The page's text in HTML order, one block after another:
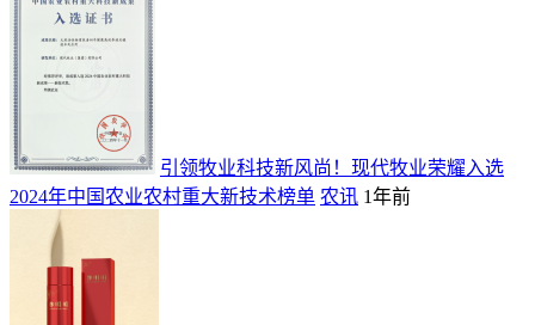
引领牧业科技新风尚！现代牧业荣耀入选
2024年中国农业农村重大新技术榜单 农讯 1年前